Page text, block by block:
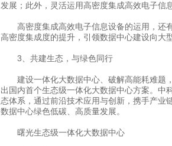
发展；此外，灵活运用高密度集成高效电子信
高密度集成高效电子信息设备的运用，还
高密度集成度的提升，引领数据中心建设向大
3、共建生态，与绿色同行
建设一体化大数据中心、破解高能耗难题
出国内首个生态级一体化大数据中心方案。中
态体系，通过前沿技术应用与创新，携手产业
数据中心绿色低碳、高质量发展。
曙光生态级一体化大数据中心